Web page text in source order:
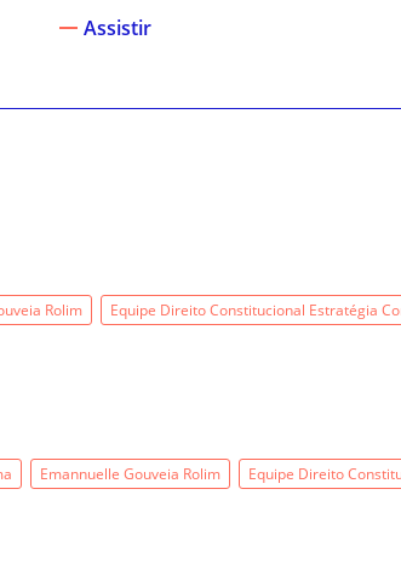
Assistir
Rolim Equipe Direito Constitucional Estratégia
Emannuelle Gouveia Rolim Equipe Direito